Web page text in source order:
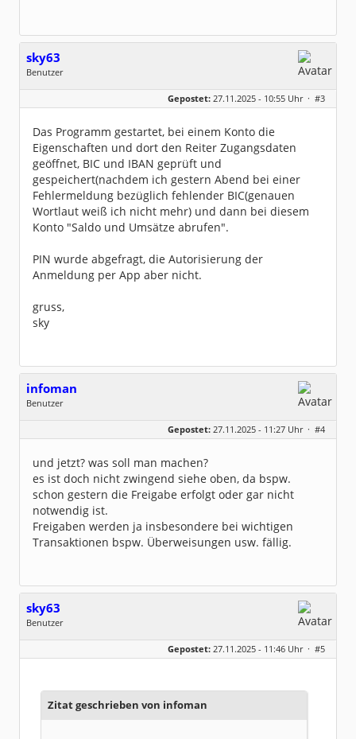
sky63
Benutzer
Geschlecht:
keine Angabe
Dabei seit:
11 / 2025
Gepostet: 27.11.2025 - 10:55 Uhr · #3
Das Programm gestartet, bei einem Konto die
Eigenschaften und dort den Reiter Zugangsdaten
geöffnet, BIC und IBAN geprüft und
gespeichert(nachdem ich gestern Abend bei einer
Fehlermeldung bezüglich fehlender BIC(genauen
Wortlaut weiß ich nicht mehr) und dann bei diesem
Konto "Saldo und Umsätze abrufen".
PIN wurde abgefragt, die Autorisierung der
Anmeldung per App aber nicht.
gruss,
sky
infoman
Benutzer
Dabei seit:
06 / 2008
Gepostet: 27.11.2025 - 11:27 Uhr · #4
und jetzt? was soll man machen?
es ist doch nicht zwingend siehe oben, da bspw.
schon gestern die Freigabe erfolgt oder gar nicht
notwendig ist.
Freigaben werden ja insbesondere bei wichtigen
Transaktionen bspw. Überweisungen usw. fällig.
sky63
Benutzer
Geschlecht:
keine Angabe
Dabei seit:
11 / 2025
Gepostet: 27.11.2025 - 11:46 Uhr · #5
Zitat geschrieben von infoman